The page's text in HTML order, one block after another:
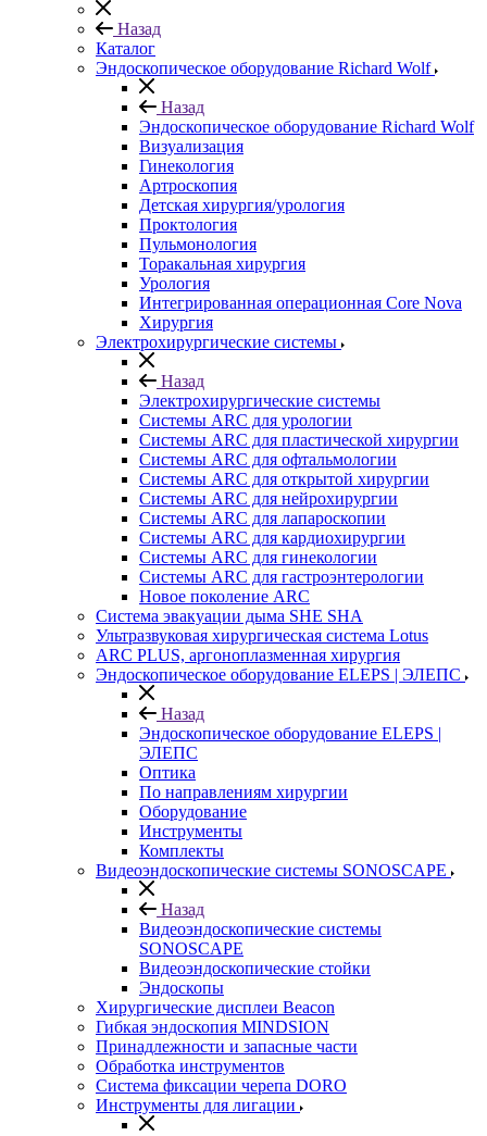
Назад
Каталог
Эндоскопическое оборудование Richard Wolf
Назад
Эндоскопическое оборудование Richard Wolf
Визуализация
Гинекология
Артроскопия
Детская хирургия/урология
Проктология
Пульмонология
Торакальная хирургия
Урология
Интегрированная операционная Core Nova
Хирургия
Электрохирургические системы
Назад
Электрохирургические системы
Системы ARC для урологии
Системы ARC для пластической хирургии
Системы ARC для офтальмологии
Системы ARC для открытой хирургии
Системы ARC для нейрохирургии
Системы ARC для лапароскопии
Системы ARC для кардиохирургии
Системы ARC для гинекологии
Системы ARC для гастроэнтерологии
Новое поколение ARC
Система эвакуации дыма SHE SHA
Ультразвуковая хирургическая система Lotus
ARC PLUS, аргоноплазменная хирургия
Эндоскопическое оборудование ELEPS | ЭЛЕПС
Назад
Эндоскопическое оборудование ELEPS |
ЭЛЕПС
Оптика
По направлениям хирургии
Оборудование
Инструменты
Комплекты
Видеоэндоскопические системы SONOSCAPE
Назад
Видеоэндоскопические системы
SONOSCAPE
Видеоэндоскопические стойки
Эндоскопы
Хирургические дисплеи Beacon
Гибкая эндоскопия MINDSION
Принадлежности и запасные части
Обработка инструментов
Система фиксации черепа DORO
Инструменты для лигации